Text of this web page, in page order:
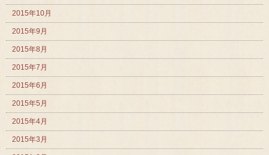
2015年10月
2015年9月
2015年8月
2015年7月
2015年6月
2015年5月
2015年4月
2015年3月